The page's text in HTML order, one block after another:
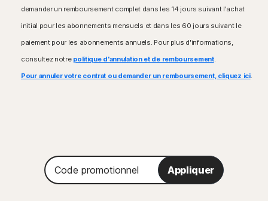
demander un remboursement complet dans les 14 jours suivant l'achat
initial pour les abonnements mensuels et dans les 60 jours suivant le
paiement pour les abonnements annuels. Pour plus d'informations,
consultez notre politique d'annulation et de remboursement.
Pour annuler votre contrat ou demander un remboursement, cliquez ici.
Code
promotionnel
Appliquer